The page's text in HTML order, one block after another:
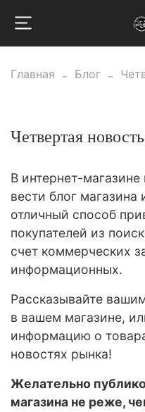
Главная Блог
Четвертая
В интернет-
вести блог магазина
отличный способ
покупателей из
счет коммерческих
информационных.
Рассказывайте
в вашем магазине,
информацию о
новостях рынка!
Желательно
магазина не реже,